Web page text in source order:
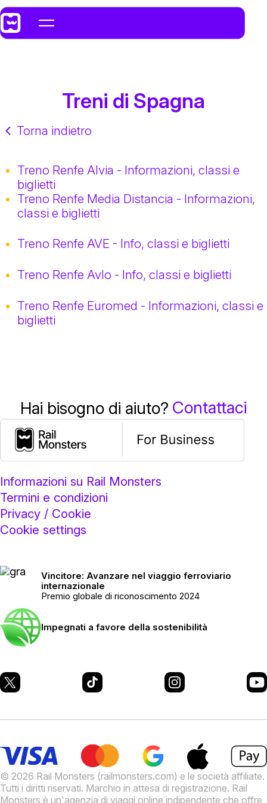
Treni di Spagna
Torna indietro
Treno Renfe Alvia - Informazioni, classi e
biglietti
Treno Renfe Media Distancia - Informazioni,
classi e biglietti
Treno Renfe AVE - Info, classi e biglietti
Treno Renfe Avlo - Info, classi e biglietti
Treno Renfe Euromed - Informazioni, classi e
biglietti
Hai bisogno di aiuto? Contattaci
Informazioni su Rail Monsters
Termini e condizioni
Privacy / Cookie
Cookie settings
Vincitore: Avanzare nel viaggio ferroviario
internazionale
Premio globale di riconoscimento 2024
Impegnati a favore della sostenibilità
© 2026 Rail Monsters (railmonsters.com) e le società affiliate.
Tutti i diritti riservati. Marchio in attesa di registrazione. Rail
Monsters è un'agenzia di viaggi online indipendente che offre